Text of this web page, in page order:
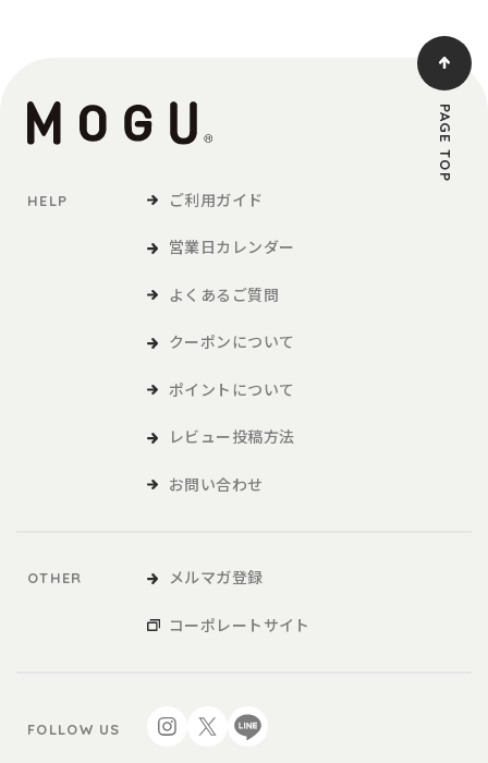
HELP ご利用ガイド
営業日カレンダー
よくあるご質問
クーポンについて
ポイントについて
レビュー投稿方法
お問い合わせ
OTHER メルマガ登録
コーポレートサイト
FOLLOW US
PAGE TOP